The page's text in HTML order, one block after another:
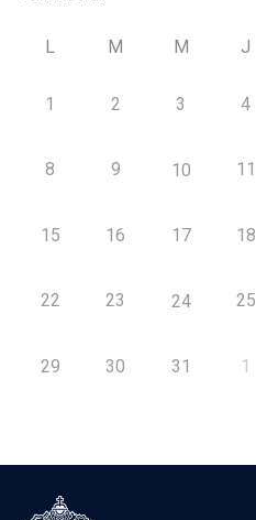
L M M J
1 2 3 4
8 9 10 11
15 16 17 18
22 23 24 25
29 30 31 1